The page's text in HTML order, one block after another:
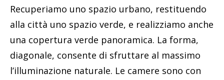
Recuperiamo uno spazio urbano, restituendo
alla città uno spazio verde, e realizziamo anche
una copertura verde panoramica. La forma,
diagonale, consente di sfruttare al massimo
l’illuminazione naturale. Le camere sono con